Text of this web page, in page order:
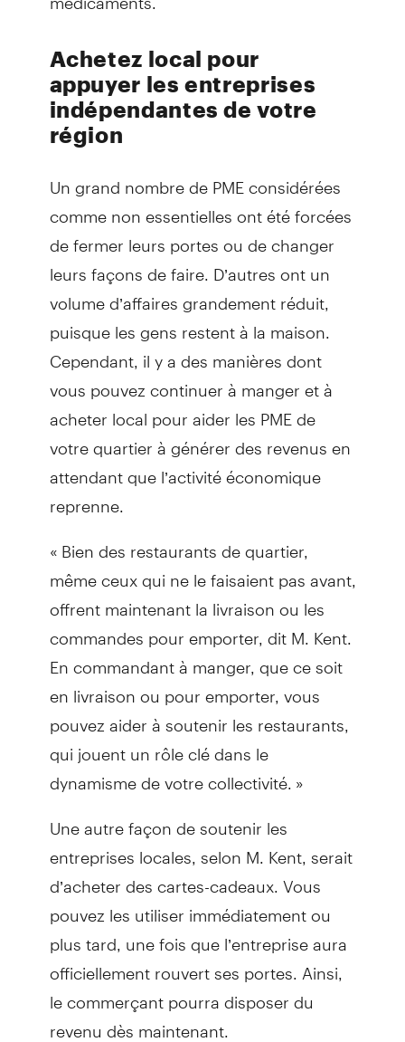
Achetez local pour
appuyer les entreprises
indépendantes de votre
région
Un grand nombre de PME considérées
comme non essentielles ont été forcées
de fermer leurs portes ou de changer
leurs façons de faire. D’autres ont un
volume d’affaires grandement réduit,
puisque les gens restent à la maison.
Cependant, il y a des manières dont
vous pouvez continuer à manger et à
acheter local pour aider les PME de
votre quartier à générer des revenus en
attendant que l’activité économique
reprenne.
« Bien des restaurants de quartier,
même ceux qui ne le faisaient pas avant,
offrent maintenant la livraison ou les
commandes pour emporter, dit M. Kent.
En commandant à manger, que ce soit
en livraison ou pour emporter, vous
pouvez aider à soutenir les restaurants,
qui jouent un rôle clé dans le
dynamisme de votre collectivité. »
Une autre façon de soutenir les
entreprises locales, selon M. Kent, serait
d’acheter des cartes-cadeaux. Vous
pouvez les utiliser immédiatement ou
plus tard, une fois que l’entreprise aura
officiellement rouvert ses portes. Ainsi,
le commerçant pourra disposer du
revenu dès maintenant.